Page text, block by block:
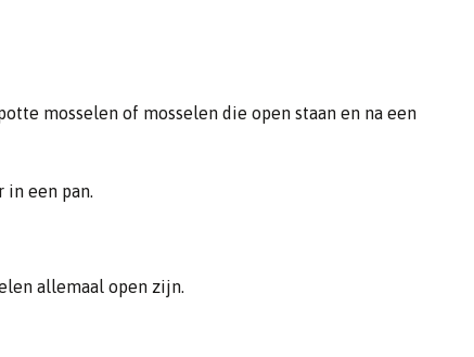
mosselen of mosselen die open staan en na een
een pan.
allemaal open zijn.